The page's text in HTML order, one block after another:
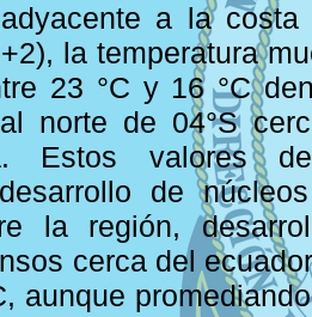
a la costa
la temperatura
23 °C y 16 °C
norte de 04°S
Estos valores
de
la región,
cerca del
aunque